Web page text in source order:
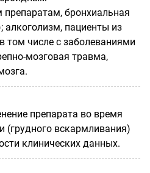
бронхиальная
алкоголизм, пациенты из
том числе с заболеваниями
мозговая травма,
препарата во время
(грудного вскармливания)
клинических данных.